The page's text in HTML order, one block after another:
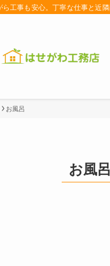
ら工事も安心。丁寧な仕事と近
お風呂
お風呂